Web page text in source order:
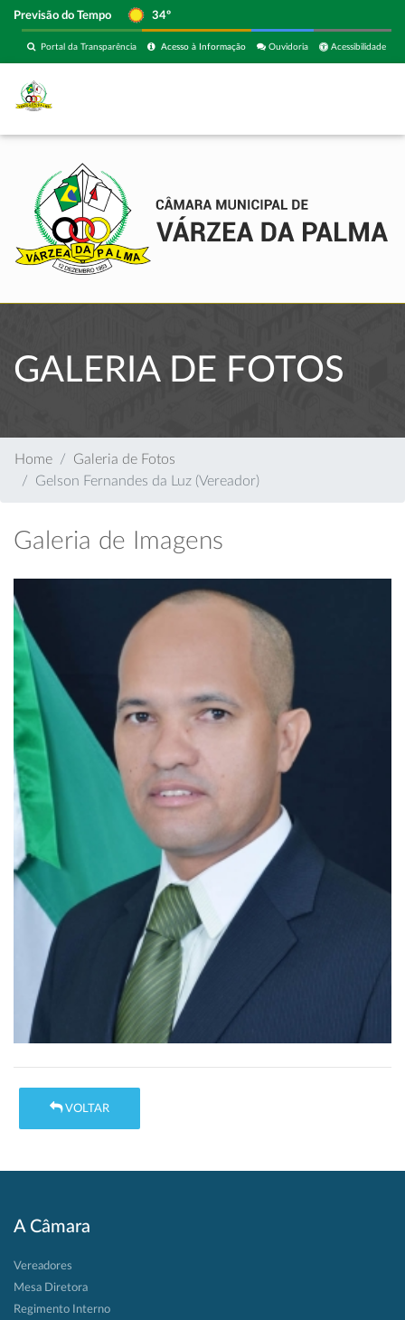
Previsão do Tempo 34º
Acessibilidade
Ouvidoria
Acesso à Informação
Portal da Transparência
GALERIA DE FOTOS
Home
Galeria de Fotos
Gelson Fernandes da Luz (Vereador)
Galeria de Imagens
VOLTAR
A Câmara
Vereadores
Mesa Diretora
Regimento Interno